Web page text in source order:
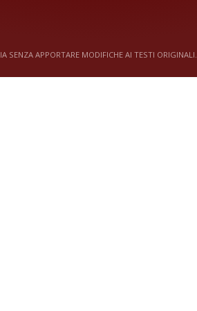
SENZA APPORTARE MODIFICHE AI TESTI ORIGINALI.